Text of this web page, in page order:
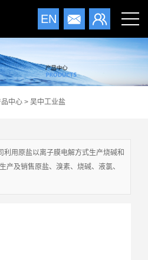
EN
品中心 > 吴中工业盐
利用原盐以离子膜电解方式生产烧碱和
产及销售原盐、溴素、烧碱、液氯、